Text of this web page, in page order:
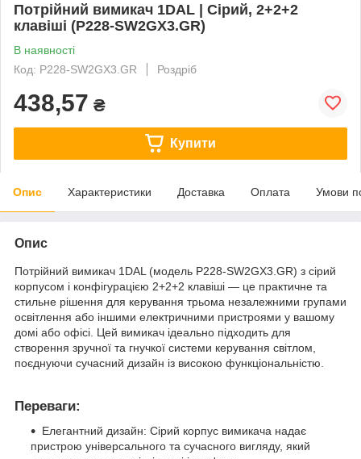
Потрійний вимикач 1DAL | Сірий, 2+2+2
клавіші (P228-SW2GX3.GR)
В наявності
Код: P228-SW2GX3.GR
Роздріб
438,57 ₴
Купити
Опис Характеристики Доставка Оплата Умови
Опис
Потрійний вимикач 1DAL (модель P228-SW2GX3.GR) з сірий
корпусом і конфігурацією 2+2+2 клавіші — це практичне та
стильне рішення для керування трьома незалежними групами
освітлення або іншими електричними пристроями у вашому
домі або офісі. Цей вимикач ідеально підходить для
створення зручної та гнучкої системи керування світлом,
поєднуючи сучасний дизайн із високою функціональністю.
Переваги:
Елегантний дизайн: Сірий корпус вимикача надає
пристрою універсального та сучасного вигляду, який